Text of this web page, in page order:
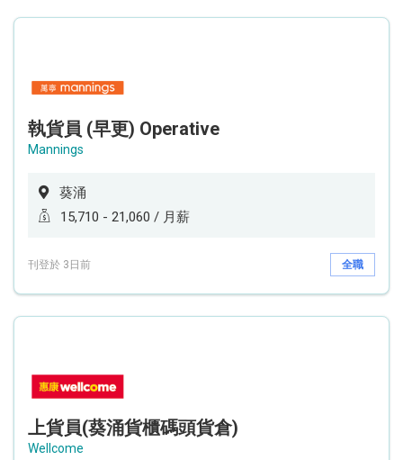
執貨員 (早更) Operative
Mannings
葵涌
15,710 - 21,060 / 月薪
刊登於 3日前 全職
上貨員(葵涌貨櫃碼頭貨倉)
Wellcome